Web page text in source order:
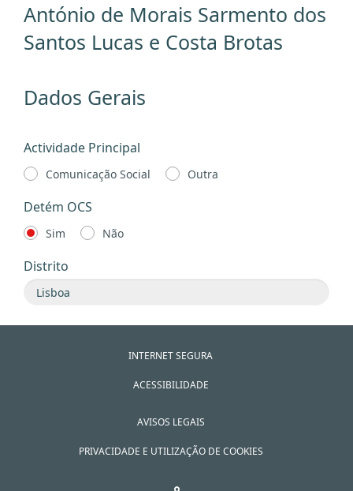
António de Morais Sarmento dos
Santos Lucas e Costa Brotas
Dados Gerais
Actividade Principal
Comunicação Social Outra
Detém OCS
Sim Não
Distrito
INTERNET SEGURA
ACESSIBILIDADE
AVISOS LEGAIS
PRIVACIDADE E UTILIZAÇÃO DE COOKIES